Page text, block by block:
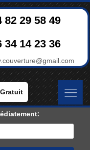
82 29 58 49
34 14 23 36